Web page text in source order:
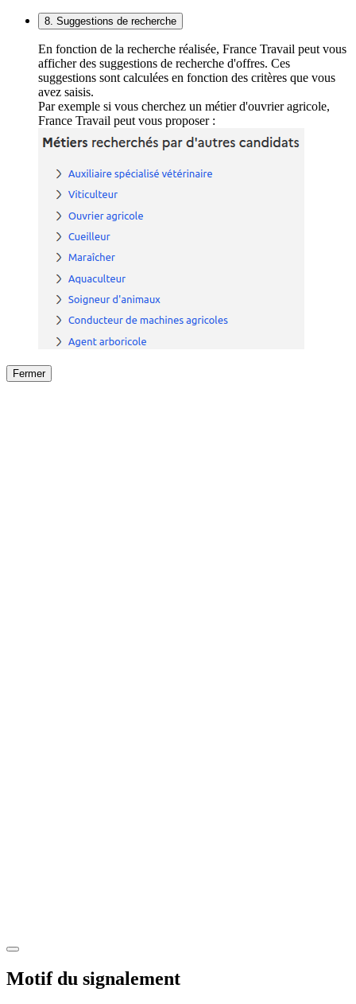
8. Suggestions de recherche
En fonction de la recherche réalisée, France Travail peut vous
afficher des suggestions de recherche d'offres. Ces
suggestions sont calculées en fonction des critères que vous
avez saisis.
Par exemple si vous cherchez un métier d'ouvrier agricole,
France Travail peut vous proposer :
Fermer
Motif du signalement